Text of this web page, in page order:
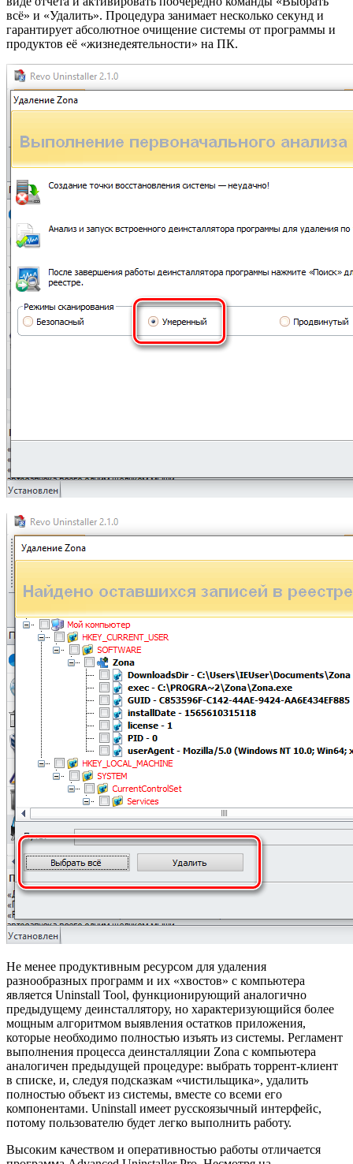
всё» и «Удалить». Процедура занимает несколько секунд и
гарантирует абсолютное очищение системы от программы и
продуктов её «жизнедеятельности» на ПК.
Не менее продуктивным ресурсом для удаления
разнообразных программ и их «хвостов» с компьютера
является Uninstall Tool, функционирующий аналогично
предыдущему деинсталлятору, но характеризующийся более
мощным алгоритмом выявления остатков приложения,
которые необходимо полностью изъять из системы. Регламент
выполнения процесса деинсталляции Zona с компьютера
аналогичен предыдущей процедуре: выбрать торрент-клиент
в списке, и, следуя подсказкам «чистильщика», удалить
полностью объект из системы, вместе со всеми его
компонентами. Uninstall имеет русскоязычный интерфейс,
потому пользователю будет легко выполнить работу.
Высоким качеством и оперативностью работы отличается